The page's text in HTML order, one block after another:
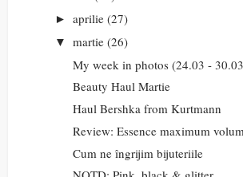
► aprilie (27)
▼ martie (26)
My week in photos (24.03 -
Beauty Haul Martie
Haul Bershka from Kurtmann
Review: Essence maximum
Cum ne îngrijim bijuteriile